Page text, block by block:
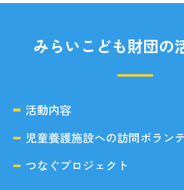
みらいこども財団の
活動内容
児童養護施設への訪問ボラン
つなぐプロジェクト